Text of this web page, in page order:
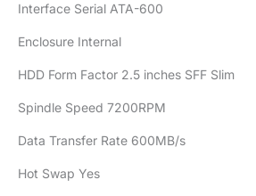
Interface Serial ATA-600
Enclosure Internal
HDD Form Factor 2.5 inches SFF Slim
Spindle Speed 7200RPM
Data Transfer Rate 600MB/s
Hot Swap Yes